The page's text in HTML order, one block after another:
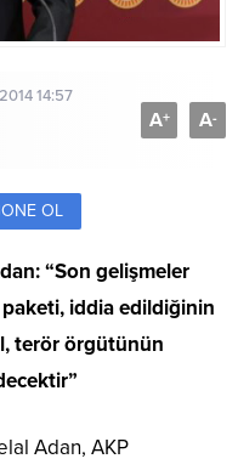
14:57
A+ A-
OL
“Son gelişmeler
iddia edildiğinin
terör örgütünün
Adan, AKP